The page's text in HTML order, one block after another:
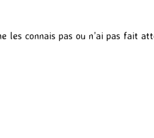
les connais pas ou n’ai pas fait